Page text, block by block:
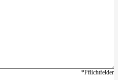
*Pflichtfelder